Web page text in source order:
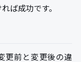
ば成功です。
更前と変更後の違